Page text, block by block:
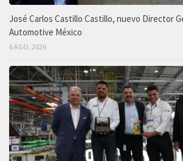
José Carlos Castillo Castillo, nuevo Director
Automotive México
6 AGO, 2026